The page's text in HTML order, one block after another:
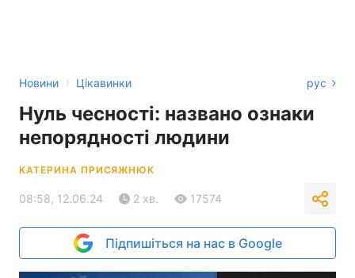
Новини › Цікавинки рус
Нуль чесності: названо ознаки
непорядності людини
КАТЕРИНА ПРИСЯЖНЮК
08:58, 12.06.24 2 хв. 17574
Підпишіться на нас в Google